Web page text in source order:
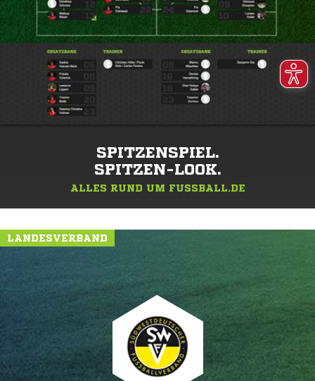
SPITZENSPIEL.
SPITZEN-LOOK.
ALLES RUND UM FUSSBALL.DE
LANDESVERBAND